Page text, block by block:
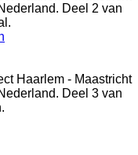
Deel 2 van
Haarlem - Maastricht
Deel 3 van